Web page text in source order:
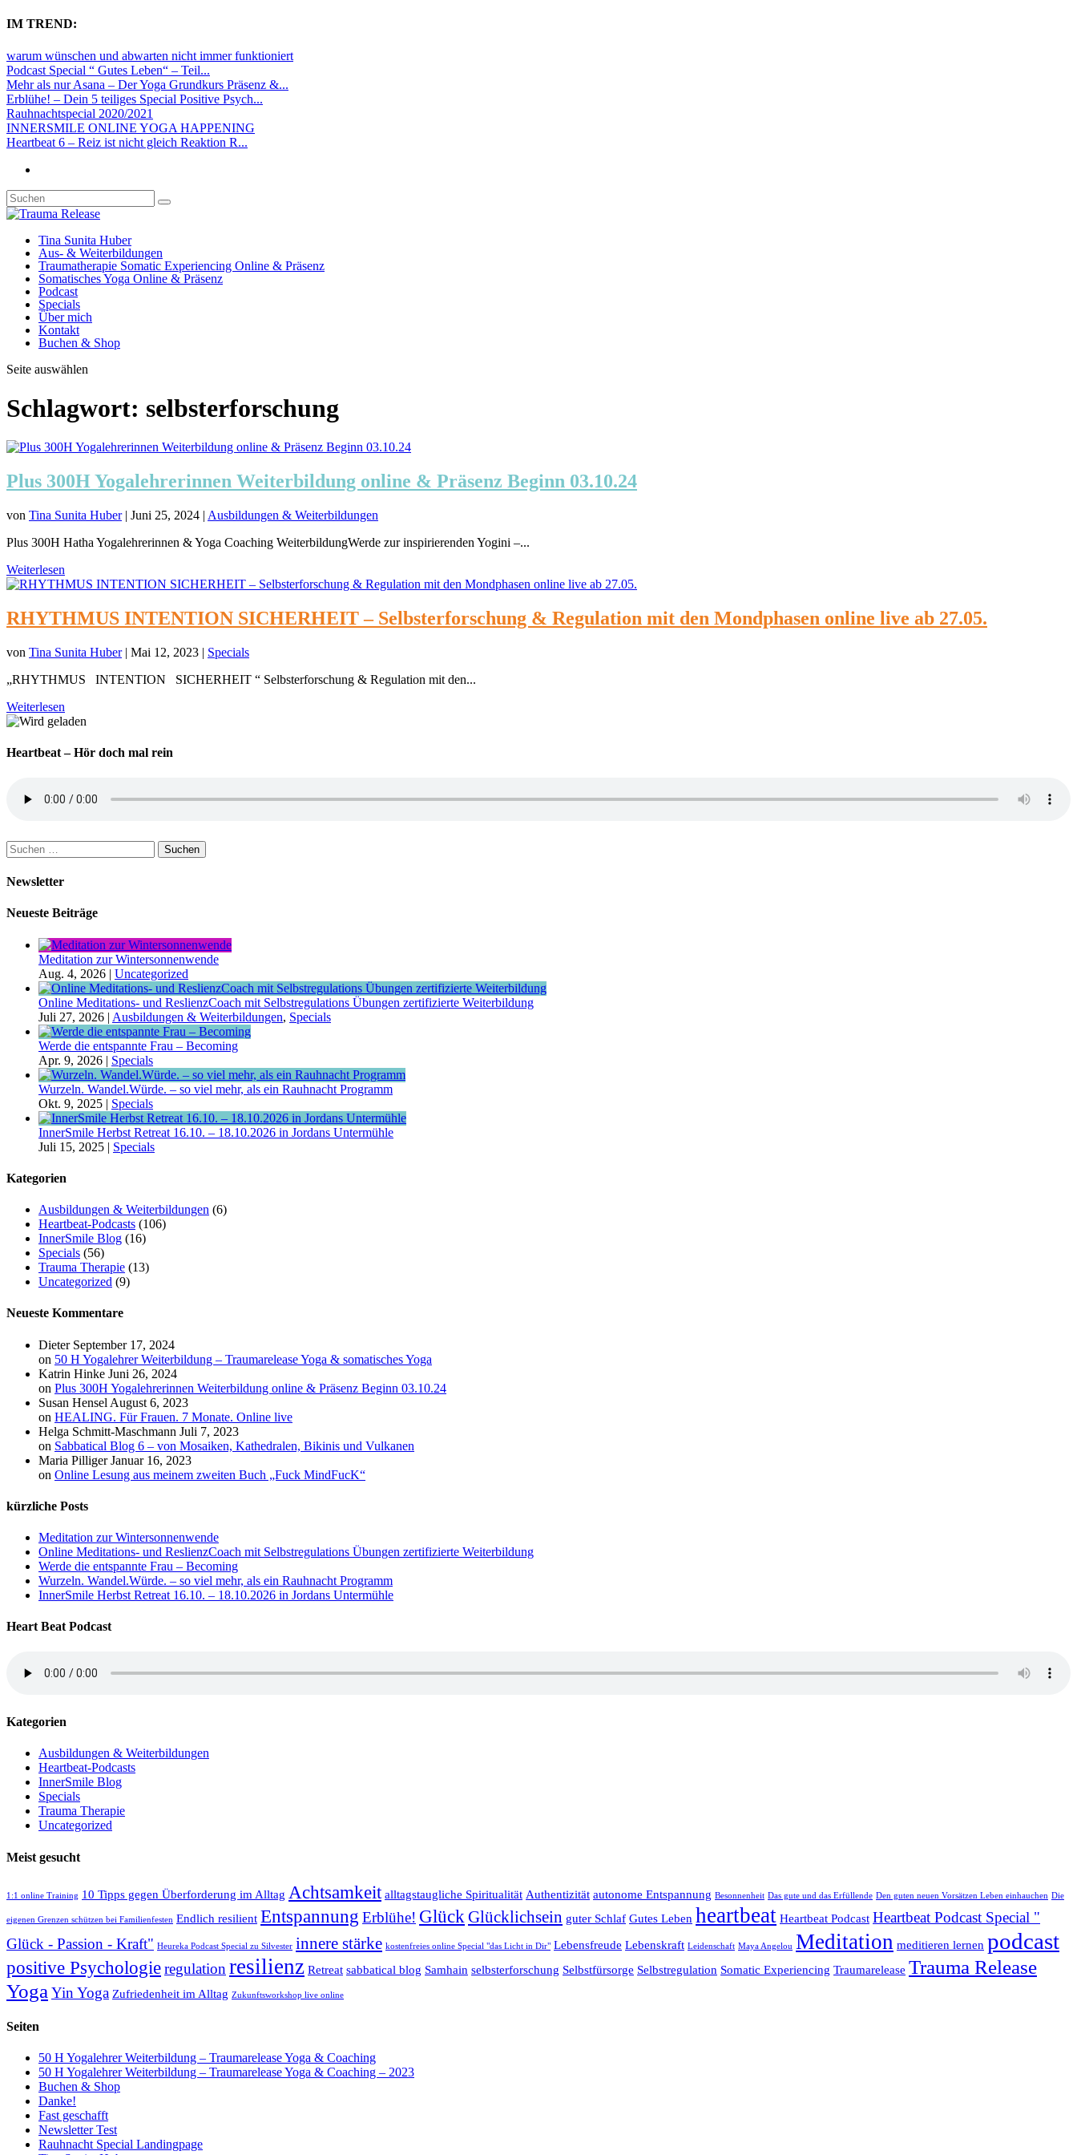
IM TREND:
warum wünschen und abwarten nicht immer funktioniert
Podcast Special “ Gutes Leben“ – Teil...
Mehr als nur Asana – Der Yoga Grundkurs Präsenz &...
Erblühe! – Dein 5 teiliges Special Positive Psych...
Rauhnachtspecial 2020/2021
INNERSMILE ONLINE YOGA HAPPENING
Heartbeat 6 – Reiz ist nicht gleich Reaktion R...
Tina Sunita Huber
Aus- & Weiterbildungen
Traumatherapie Somatic Experiencing Online & Präsenz
Somatisches Yoga Online & Präsenz
Podcast
Specials
Über mich
Kontakt
Buchen & Shop
Seite auswählen
Schlagwort: selbsterforschung
Plus 300H Yogalehrerinnen Weiterbildung online & Präsenz Beginn 03.10.24
von Tina Sunita Huber| Juni 25, 2024 | Ausbildungen & Weiterbildungen
Plus 300H Hatha Yogalehrerinnen & Yoga Coaching WeiterbildungWerde zur inspirierenden Yogini –...
Weiterlesen
RHYTHMUS INTENTION SICHERHEIT – Selbsterforschung & Regulation mit den Mondphasen online live ab 27.05.
von Tina Sunita Huber| Mai 12, 2023 | Specials
„RHYTHMUS INTENTION SICHERHEIT “ Selbsterforschung & Regulation mit den...
Weiterlesen
Heartbeat – Hör doch mal rein
Suchen
nach:
Newsletter
Neueste Beiträge
Meditation zur Wintersonnenwende
Aug. 4, 2026 | Uncategorized
Online Meditations- und ReslienzCoach mit Selbstregulations Übungen zertifizierte Weiterbildung
Juli 27, 2026 | Ausbildungen & Weiterbildungen, Specials
Werde die entspannte Frau – Becoming
Apr. 9, 2026 | Specials
Wurzeln. Wandel.Würde. – so viel mehr, als ein Rauhnacht Programm
Okt. 9, 2025 | Specials
InnerSmile Herbst Retreat 16.10. – 18.10.2026 in Jordans Untermühle
Juli 15, 2025 | Specials
Kategorien
Ausbildungen & Weiterbildungen (6)
Heartbeat-Podcasts (106)
InnerSmile Blog (16)
Specials (56)
Trauma Therapie (13)
Uncategorized (9)
Neueste Kommentare
Dieter September 17, 2024
on 50 H Yogalehrer Weiterbildung – Traumarelease Yoga & somatisches Yoga
Katrin Hinke Juni 26, 2024
on Plus 300H Yogalehrerinnen Weiterbildung online & Präsenz Beginn 03.10.24
Susan Hensel August 6, 2023
on HEALING. Für Frauen. 7 Monate. Online live
Helga Schmitt-Maschmann Juli 7, 2023
on Sabbatical Blog 6 – von Mosaiken, Kathedralen, Bikinis und Vulkanen
Maria Pilliger Januar 16, 2023
on Online Lesung aus meinem zweiten Buch „Fuck MindFucK“
kürzliche Posts
Meditation zur Wintersonnenwende
Online Meditations- und ReslienzCoach mit Selbstregulations Übungen zertifizierte Weiterbildung
Werde die entspannte Frau – Becoming
Wurzeln. Wandel.Würde. – so viel mehr, als ein Rauhnacht Programm
InnerSmile Herbst Retreat 16.10. – 18.10.2026 in Jordans Untermühle
Heart Beat Podcast
Kategorien
Ausbildungen & Weiterbildungen
Heartbeat-Podcasts
InnerSmile Blog
Specials
Trauma Therapie
Uncategorized
Meist gesucht
1:1 online Training 10 Tipps gegen Überforderung im Alltag Achtsamkeit alltagstaugliche Spiritualität Authentizität autonome Entspannung Besonnenheit Das gute und das Erfüllende Den guten neuen Vorsätzen Leben einhauchen Die
eigenen Grenzen schützen bei Familienfesten Endlich resilient Entspannung Erblühe! Glück Glücklichsein guter Schlaf Gutes Leben heartbeat Heartbeat Podcast Heartbeat Podcast Special "
Glück - Passion - Kraft" Heureka Podcast Special zu Silvester innere stärke kostenfreies online Special "das Licht in Dir" Lebensfreude Lebenskraft Leidenschaft Maya Angelou Meditation meditieren lernen podcast
positive Psychologieregulation resilienz Retreat sabbatical blog Samhain selbsterforschung Selbstfürsorge Selbstregulation Somatic Experiencing Traumarelease Trauma Release
Yoga Yin Yoga Zufriedenheit im Alltag Zukunftsworkshop live online
Seiten
50 H Yogalehrer Weiterbildung – Traumarelease Yoga & Coaching
50 H Yogalehrer Weiterbildung – Traumarelease Yoga & Coaching – 2023
Buchen & Shop
Danke!
Fast geschafft
Newsletter Test
Rauhnacht Special Landingpage